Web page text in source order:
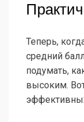
Теперь,
средний
подумать,
высоким.